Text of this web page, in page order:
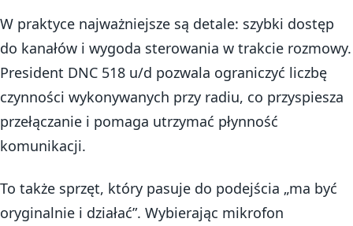
W praktyce najważniejsze są detale: szybki dostęp
do kanałów i wygoda sterowania w trakcie rozmowy.
President DNC 518 u/d pozwala ograniczyć liczbę
czynności wykonywanych przy radiu, co przyspiesza
przełączanie i pomaga utrzymać płynność
komunikacji.
To także sprzęt, który pasuje do podejścia „ma być
oryginalnie i działać”. Wybierając mikrofon